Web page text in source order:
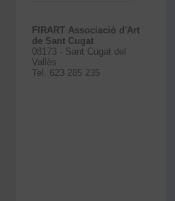
FIRART Associació d'Art
de Sant Cugat
08173 - Sant Cugat del
Vallès
Tel. 623 285 235